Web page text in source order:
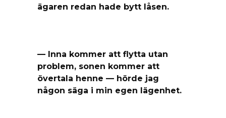
ägaren redan hade bytt låsen.
— Inna kommer att flytta utan
problem, sonen kommer att
övertala henne — hörde jag
någon säga i min egen lägenhet.